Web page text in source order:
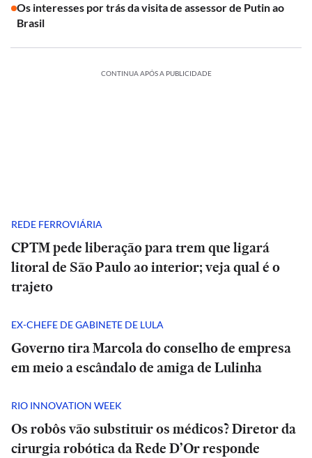
Os interesses por trás da visita de assessor de Putin ao
Brasil
CONTINUA APÓS A PUBLICIDADE
REDE FERROVIÁRIA
CPTM pede liberação para trem que ligará
litoral de São Paulo ao interior; veja qual é o
trajeto
EX-CHEFE DE GABINETE DE LULA
Governo tira Marcola do conselho de empresa
em meio a escândalo de amiga de Lulinha
RIO INNOVATION WEEK
Os robôs vão substituir os médicos? Diretor da
cirurgia robótica da Rede D’Or responde